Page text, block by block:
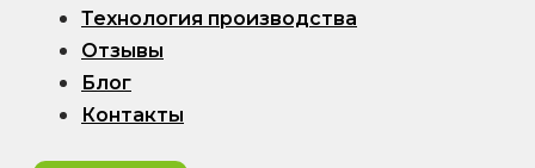
Технология производства
Отзывы
Блог
Контакты